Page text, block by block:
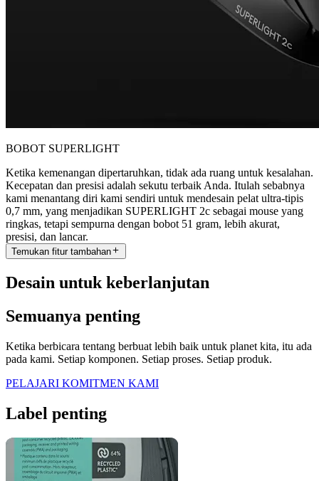
BOBOT SUPERLIGHT
Ketika kemenangan dipertaruhkan, tidak ada ruang untuk kesalahan.
Kecepatan dan presisi adalah sekutu terbaik Anda. Itulah sebabnya
kami menantang diri kami sendiri untuk mendesain pelat ultra-tipis
0,7 mm, yang menjadikan SUPERLIGHT 2c sebagai mouse yang
ringkas, tetapi sempurna dengan bobot 51 gram, lebih akurat,
presisi, dan lancar.
Temukan fitur tambahan
Desain untuk keberlanjutan
Semuanya penting
Ketika berbicara tentang berbuat lebih baik untuk planet kita, itu ada
pada kami. Setiap komponen. Setiap proses. Setiap produk.
PELAJARI KOMITMEN KAMI
Label penting